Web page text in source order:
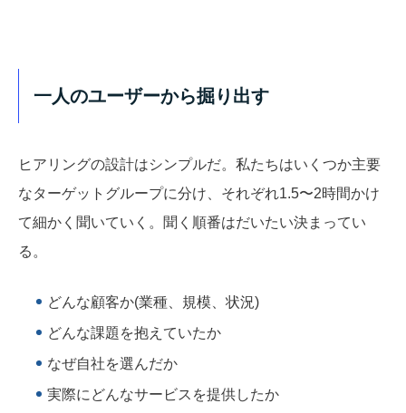
一人のユーザーから掘り出す
ヒアリングの設計はシンプルだ。私たちはいくつか主要
なターゲットグループに分け、それぞれ1.5〜2時間かけ
て細かく聞いていく。聞く順番はだいたい決まってい
る。
どんな顧客か(業種、規模、状況)
どんな課題を抱えていたか
なぜ自社を選んだか
実際にどんなサービスを提供したか